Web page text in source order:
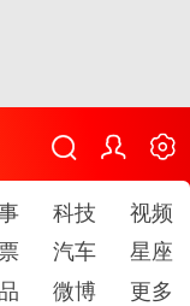
科技
视频
汽车
星座
微博 更多